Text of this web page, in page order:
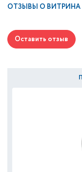
ОТЗЫВЫ О ВИТРИНА
Оставить отзыв